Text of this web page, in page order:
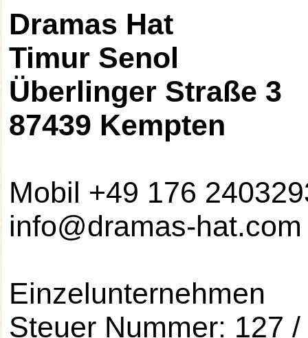
Dramas Hat
Timur Senol
Überlinger Straße 3
87439 Kempten
Mobil +49 176
info@dramas-hat.com
Einzelunternehmen
Steuer Nummer: 127